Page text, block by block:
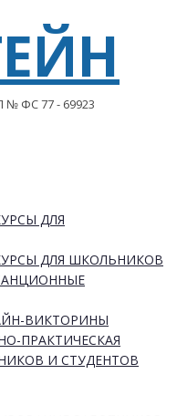
№ ФС 77 - 69923
ДЛЯ
ДЛЯ ШКОЛЬНИКОВ
ВИКТОРИНЫ
ПРАКТИЧЕСКАЯ
И СТУДЕНТОВ